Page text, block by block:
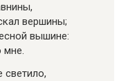
вершины;
вышине:
мне.